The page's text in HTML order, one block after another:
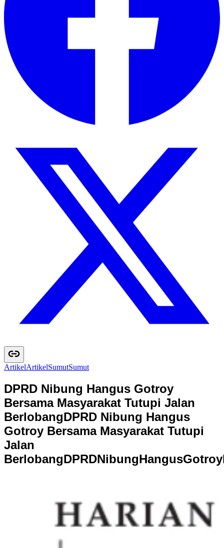
ArtikelArtikelSumutSumut
DPRD Nibung Hangus Gotroy
Bersama Masyarakat Tutupi Jalan
BerlobangDPRD Nibung Hangus
Gotroy Bersama Masyarakat Tutupi
Jalan
BerlobangDPRDNibungHangusGotroy